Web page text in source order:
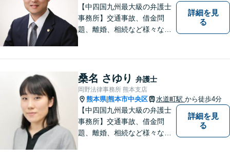
【中四国九州最大級の弁護士
事務所】交通事故、借金問
題、離婚、相続など様々な問
い！
詳細を見
る
桑名 さゆり 弁護士
岡野法律事務所 熊本支店
熊本県|熊本市中央区 水道町駅 から徒歩4分
【中四国九州最大級の弁護士
事務所】交通事故、借金問
題、離婚、相続など様々な問
詳細を見
る